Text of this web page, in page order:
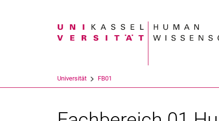
Suchbegriff
Universität FB01